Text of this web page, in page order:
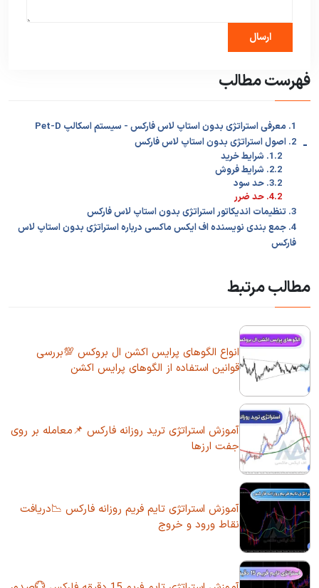
فهرست مطالب
1. معرفی استراتژی بدون استاپ لاس فارکس - سیستم اسکالپ Pet-D
2. اصول استراتژی بدون استاپ لاس فارکس -
1.2. شرایط خرید
2.2. شرایط فروش
3.2. حد سود
4.2. حد ضرر
3. تنظیمات اندیکاتور استراتژی بدون استاپ لاس فارکس
4. جمع بندی نویسنده اف ایکس ماکسی درباره استراتژی بدون استاپ لاس
فارکس
مطالب مرتبط
انواع الگوهای پرایس اکشن ال بروکس 💯بررسی
قوانین استفاده از الگوهای پرایس اکشن
آموزش استراتژی ترید روزانه فارکس 📌معامله بر روی
جفت ارزها
آموزش استراتژی تایم فریم روزانه فارکس 📉دریافت
نقاط ورود و خروج